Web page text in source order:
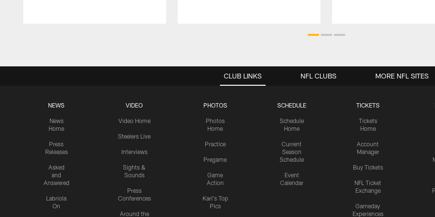
CLUB LINKS
NEWS
News
Home
Press
Releases
Asked
and
Answered
Labriola
On
VIDEO
Video Home
Steelers Live
Interviews
Sights &
Sounds
Press
Conferences
Around the
PHOTOS
Photos
Home
Practice
Pregame
Game
Action
Karl's Top
Pics
SCHEDULE
Schedule
Home
Current
Season
Schedule
Event
Calendar
TICKETS
Tickets
Home
Account
Manager
Buy Tickets
NFL Ticket
Exchange
Gameday
Experiences
NFL CLUBS MORE NFL SITES